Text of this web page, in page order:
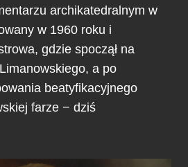
archikatedralnym w
w 1960 roku i
gdzie spoczął na
a po
beatyfikacyjnego
farze − dziś